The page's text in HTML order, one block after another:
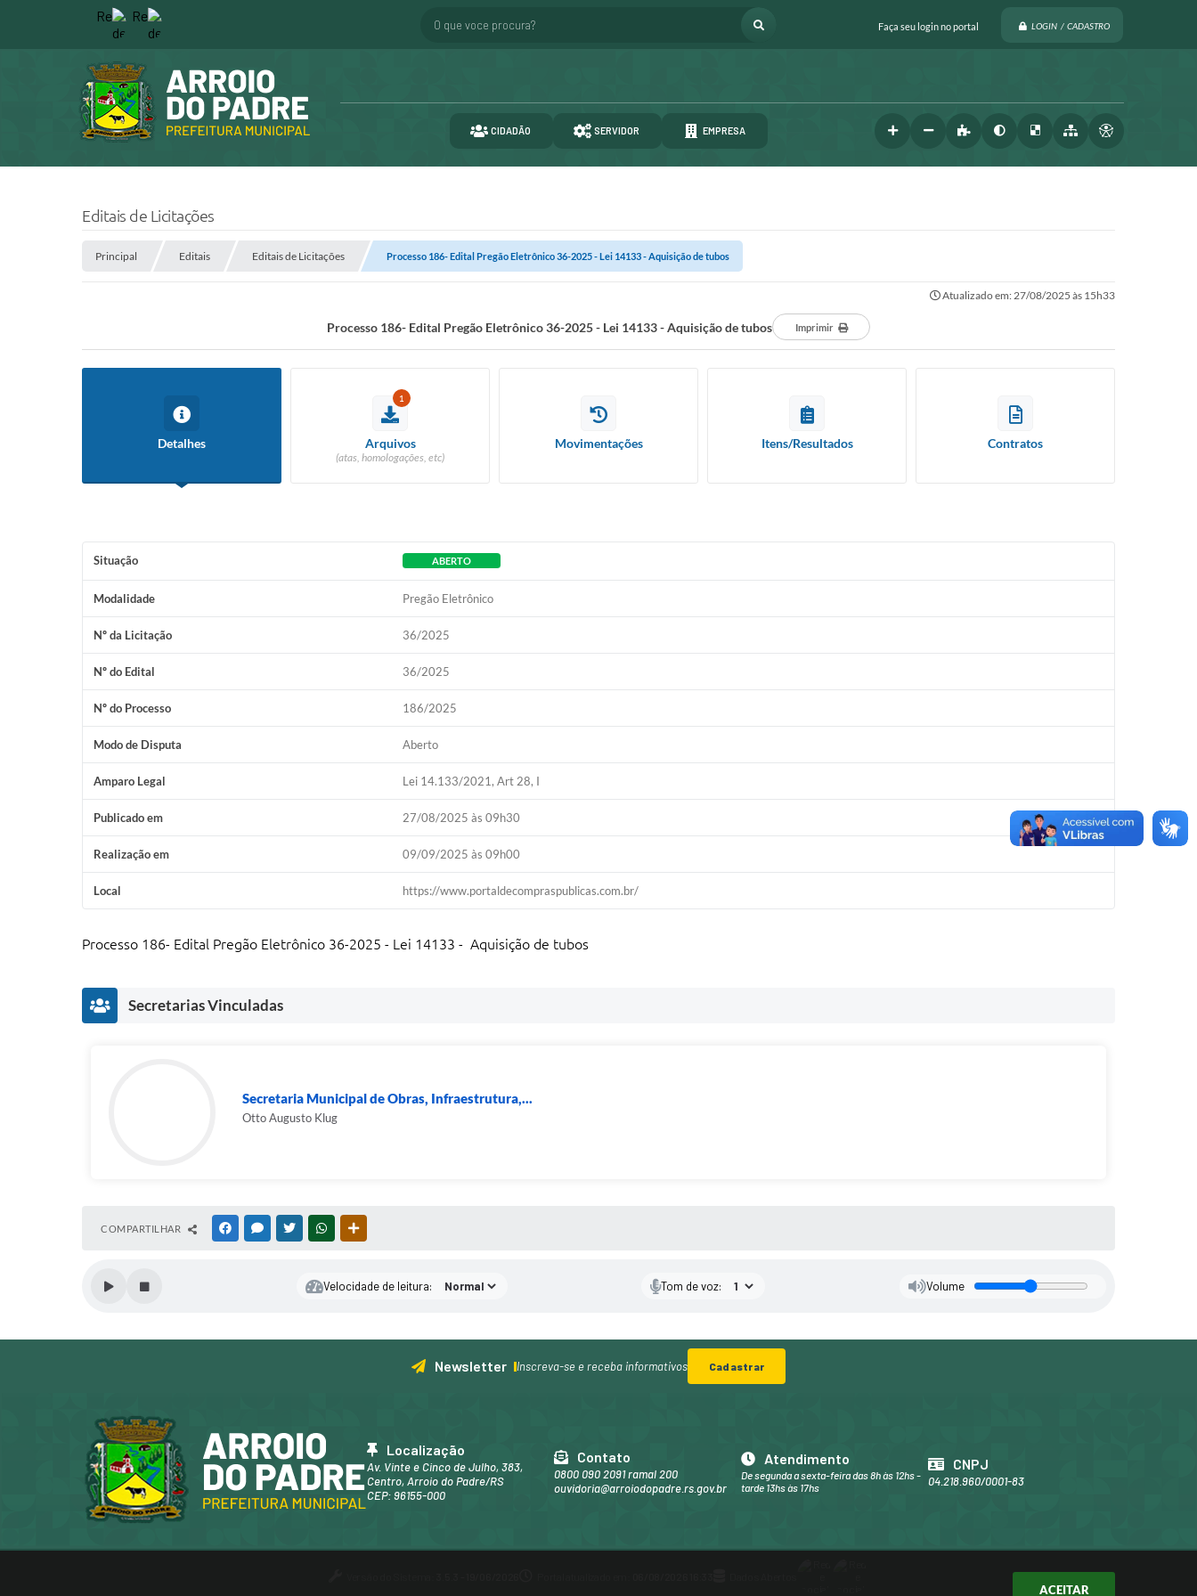
ACEITAR
Faça seu login no portal LOGIN / CADASTRO
O que voce procura?
CIDADÃO SERVIDOR EMPRESA
Editais de Licitações
Principal Editais Editais de Licitações Processo 186- Edital Pregão Eletrônico 36-2025 - Lei 14133 - Aquisição de tubos
Atualizado em: 27/08/2025 às 15h33
Processo 186- Edital Pregão Eletrônico 36-2025 - Lei 14133 - Aquisição de tubos Imprimir
Detalhes
1
Arquivos
(atas, homologações, etc)
Movimentações Itens/Resultados Contratos
Situação ABERTO
Modalidade Pregão Eletrônico
Nº da Licitação 36/2025
Nº do Edital 36/2025
Nº do Processo 186/2025
Modo de Disputa Aberto
Amparo Legal Lei 14.133/2021, Art 28, I
Publicado em 27/08/2025 às 09h30
Realização em 09/09/2025 às 09h00
Local https://www.portaldecompraspublicas.com.br/
Processo 186- Edital Pregão Eletrônico 36-2025 - Lei 14133 - Aquisição de tubos
Secretarias Vinculadas
Secretaria Municipal de Obras, Infraestrutura,...
Otto Augusto Klug
COMPARTILHAR FACEBOOKMESSENGER
TWITTERWHATSAPP
Velocidade de leitura: Tom de voz: Volume
Newsletter Inscreva-se e receba informativos Cadastrar
Localização
Av. Vinte e Cinco de Julho, 383,
Centro, Arroio do Padre/RS
CEP: 96155-000
Contato
0800 090 2091 ramal 200
ouvidoria@arroiodopadre.rs.gov.br
Atendimento
De segunda a sexta-feira das 8h às 12hs -
tarde 13hs às 17hs
CNPJ
04.218.960/0001-83